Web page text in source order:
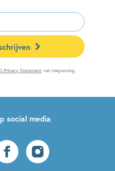
Privacy Statement van toepassing.
social media